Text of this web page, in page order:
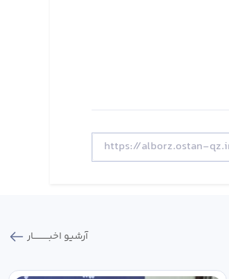
آرشیو اخبـــــــــــار